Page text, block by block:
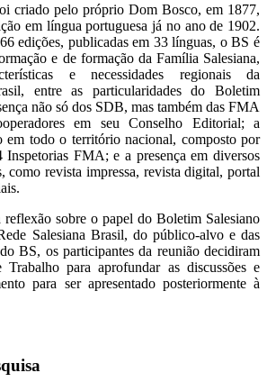
criado pelo próprio Dom Bosco, em 1877,
em língua portuguesa já no ano de 1902.
edições, publicadas em 33 línguas, o BS é
e de formação da Família Salesiana,
e necessidades regionais da
entre as particularidades do Boletim
não só dos SDB, mas também das FMA
em seu Conselho Editorial; a
em todo o território nacional, composto por
FMA; e a presença em diversos
como revista impressa, revista digital, portal
sobre o papel do Boletim Salesiano
Salesiana Brasil, do público-alvo e das
BS, os participantes da reunião decidiram
para aprofundar as discussões e
para ser apresentado posteriormente à